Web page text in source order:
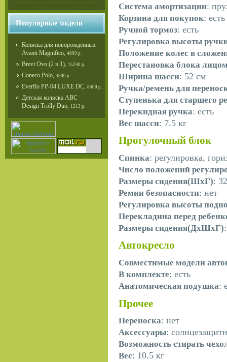
Популярные модели
Коляска для новорожденных
Avanti Magnifico 4899 р.
Brevi Ovo (2 в 1) 15240 р.
Coneco Polo 4500 р.
Everflo PP-04 LUXE DC 8400 р.
Детская коляска ABC
Design Trolly Duo
1213 р.
Система амортизации:
Корзина для покупок: есть
Ручной тормоз: есть
Регулировка высоты
Положение колес в
Перестановка блока
Ширина шасси: 52 см
Ручка/ремень для
Ступенька для старшего
Перекидная ручка: есть
Вес шасси: 7.5 кг
Прогулочный блок
Спинка: регулировка,
Число положений
Размеры сидения(ШхГ):
Ремни безопасности: нет
Регулировка высоты
Перекладина перед
Размеры сидения(ДхШхГ)
Автокресло
Совместимые модели
В комплекте: есть
Анатомическая подушка:
Прочее
Переноска: нет
Аксессуары:
Возможность стирать
Вес: 10.5 кг